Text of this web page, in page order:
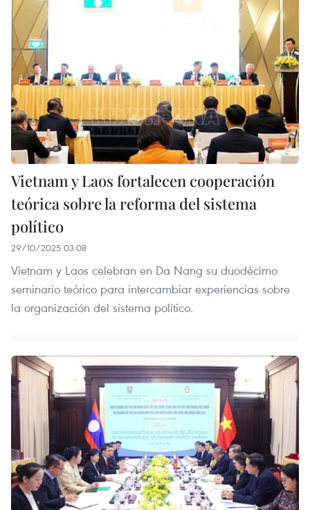
Vietnam y Laos fortalecen cooperación
teórica sobre la reforma del sistema
político
29/10/2025 03:08
Vietnam y Laos celebran en Da Nang su duodécimo
seminario teórico para intercambiar experiencias sobre
la organización del sistema político.